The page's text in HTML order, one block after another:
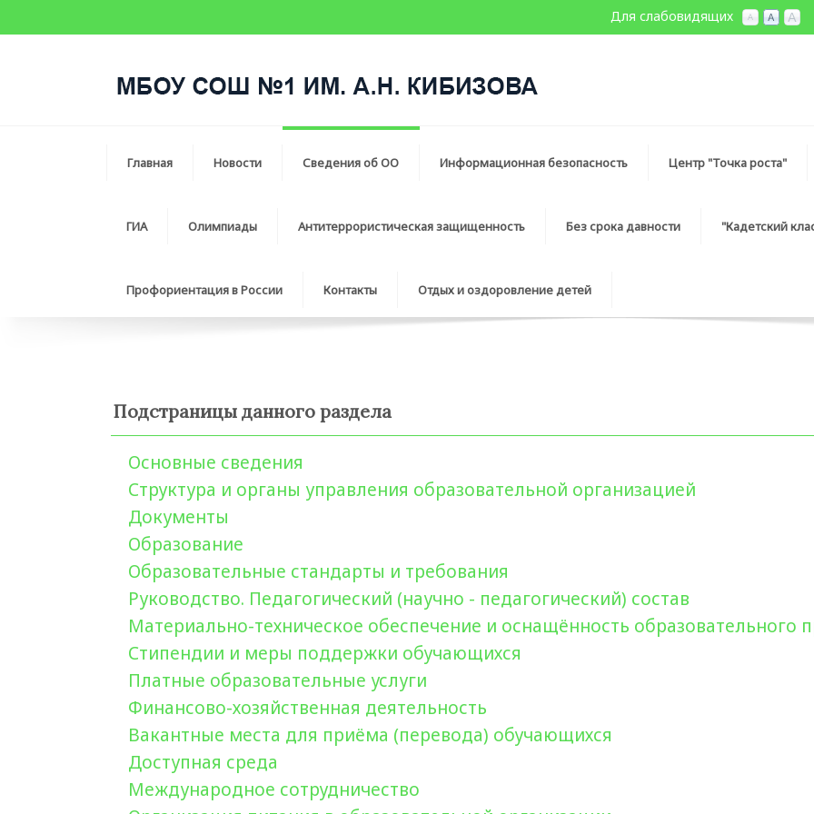
Для слабовидящих
Главная Новости Сведения об ОО Информационная безопасность Центр "Точка роста"
ГИА Олимпиады Антитеррористическая защищенность Без срока давности "Кадетский
Профориентация в России Контакты Отдых и оздоровление детей
Подстраницы данного раздела
Основные сведения
Структура и органы управления образовательной организацией
Документы
Образование
Образовательные стандарты и требования
Руководство. Педагогический (научно - педагогический) состав
Материально-техническое обеспечение и оснащённость образовательного
Стипендии и меры поддержки обучающихся
Платные образовательные услуги
Финансово-хозяйственная деятельность
Вакантные места для приёма (перевода) обучающихся
Доступная среда
Международное сотрудничество